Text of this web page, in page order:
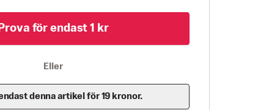
Prova för endast 1 kr
Eller
denna artikel för 19 kronor.